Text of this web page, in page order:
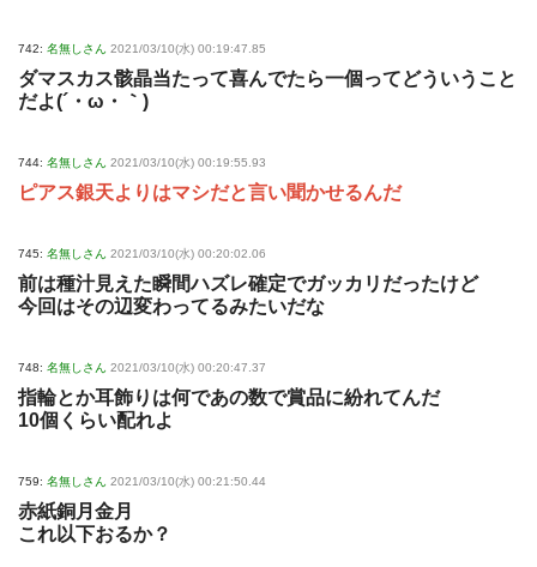
742: 名無しさん 2021/03/10(水) 00:19:47.85
ダマスカス骸晶当たって喜んでたら一個ってどういうこと
だよ(´・ω・｀)
744: 名無しさん 2021/03/10(水) 00:19:55.93
ピアス銀天よりはマシだと言い聞かせるんだ
745: 名無しさん 2021/03/10(水) 00:20:02.06
前は種汁見えた瞬間ハズレ確定でガッカリだったけど
今回はその辺変わってるみたいだな
748: 名無しさん 2021/03/10(水) 00:20:47.37
指輪とか耳飾りは何であの数で賞品に紛れてんだ
10個くらい配れよ
759: 名無しさん 2021/03/10(水) 00:21:50.44
赤紙銅月金月
これ以下おるか？